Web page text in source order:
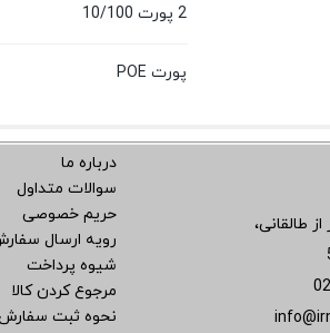
2 پورت 10/100
پورت POE
طالقانی،
درباره ما
سوالات متداول
حریم خصوصی
رویه ارسال
شیوه پرداخت
مرجوع کردن کالا
نحوه ثبت